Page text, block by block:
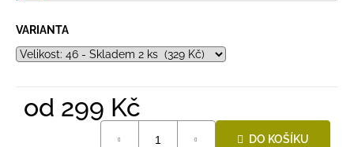
VARIANTA
od 299 Kč
DO KOŠÍKU